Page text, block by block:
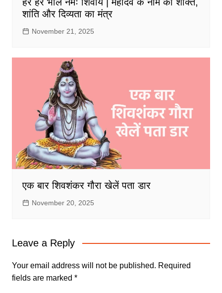
शांति और दिव्यता का मंत्र
November 21, 2025
एक बार शिवशंकर गौरा खेलें पता डार
November 20, 2025
Leave a Reply
Your email address will not be published. Required
fields are marked *